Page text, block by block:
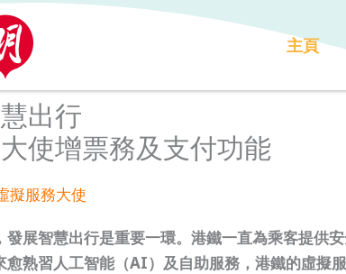
主頁
出行
使增票務及支付功能
擬服務大使
展智慧出行是重要一環。港鐵一直為乘客提供
愈熟習人工智能（AI）及自助服務，港鐵的虛